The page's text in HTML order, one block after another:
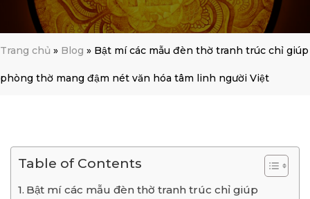
Trang chủ » Blog » Bật mí các mẫu đèn thờ tranh trúc chỉ giúp
phòng thờ mang đậm nét văn hóa tâm linh người Việt
Table of Contents
Bật mí các mẫu đèn thờ tranh trúc chỉ giúp